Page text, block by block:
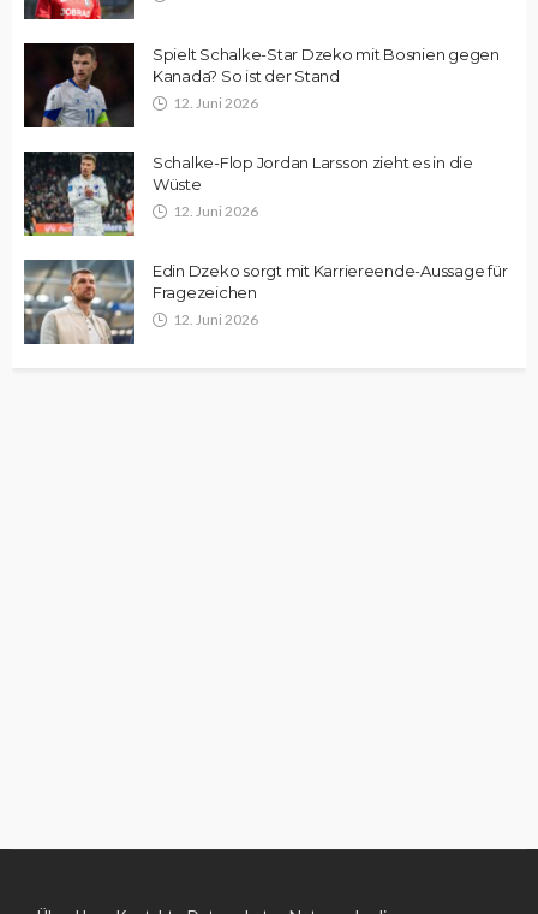
Spielt Schalke-Star Dzeko mit Bosnien gegen
Kanada? So ist der Stand
12. Juni 2026
Schalke-Flop Jordan Larsson zieht es in die
Wüste
12. Juni 2026
Edin Dzeko sorgt mit Karriereende-Aussage für
Fragezeichen
12. Juni 2026